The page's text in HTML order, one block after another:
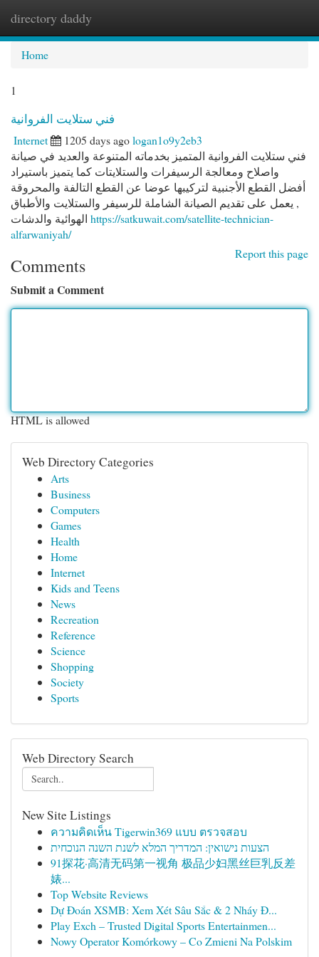
directory daddy
Home
1
فني ستلايت الفروانية
Internet 1205 days agologan1o9y2eb3
فني ستلايت الفروانية المتميز بخدماته المتنوعة والعديد في صيانة
واصلاح ومعالجة الرسيفرات والستلايتات كما يتميز باستيراد
أفضل القطع الأجنبية لتركيبها عوضا عن القطع التالفة والمحروقة
, يعمل على تقديم الصيانة الشاملة للرسيفر والستلايت والأطباق
https://satkuwait.com/satellite-technician-
alfarwaniyah/
Report this page
Comments
Submit a Comment
HTML is allowed
Web Directory Categories
Arts
Business
Computers
Games
Health
Home
Internet
Kids and Teens
News
Recreation
Reference
Science
Shopping
Society
Sports
Web Directory Search
New Site Listings
ความคิดเห็น Tigerwin369 แบบ ตรวจสอบ
הצעות נישואין: המדריך המלא לשנת השנה הנוכחית
91探花·高清无码第一视角 极品少妇黑丝巨乳反差
婊...
Top Website Reviews
Dự Đoán XSMB: Xem Xét Sâu Sắc & 2 Nháy Đ...
Play Exch – Trusted Digital Sports Entertainmen...
Nowy Operator Komórkowy – Co Zmieni Na Polskim